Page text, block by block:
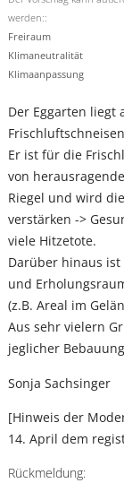
teilen
werden::
Freiraum
Klimaneutralität
Klimaanpassung
Der Eggarten liegt
Er ist für die
von
Riegel und wird
verstärken ->
viele Hitzetote.
Darüber hinaus
und
(z.B. Areal im
Aus sehr vielern
jeglicher
Sonja Sachsinger
[Hinweis der
14. April dem
Rückmeldung: